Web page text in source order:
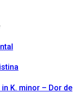
K. minor – Dor de